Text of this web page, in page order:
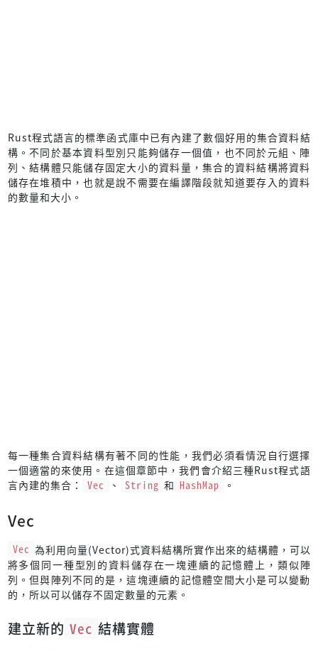
Rust程式語言的標準函式庫中已有內建了數個好用的集合資料結
構。不同於基本資料型別只能夠儲存一個值，也不同於元組、陣
列、結構體只能儲存固定大小的資料量，集合的資料結構將資料
儲存在堆積中，也就是說不需要在編譯階段就知道要存入的資料
的數量和大小。
每一種集合資料結構有著不同的性能，我們必須看情況自行選擇
一個適當的來使用。在這個章節中，我們會介紹三種Rust程式語
言內建的集合：
Vec 、 String 和 HashMap 。
Vec
Vec 為利用向量(Vector)式資料結構所實作出來的結構體，可以
將多個同一種型別的資料儲存在一塊連續的記憶體上，類似陣
列。但與陣列不同的是，這塊連續的記憶體空間大小是可以變動
的，所以可以儲存不固定數量的元素。
建立新的 Vec 結構實體